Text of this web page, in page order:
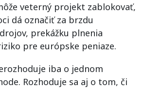
veterný projekt zablokovať,
dá označiť za brzdu
prekážku plnenia
pre európske peniaze.
iba o jednom
Rozhoduje sa aj o tom, či